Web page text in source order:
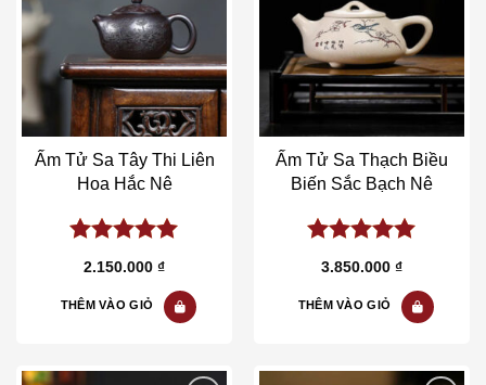
Add to wishlist
Ấm Tử Sa Tây Thi Liên
Hoa Hắc Nê
5.00out of
2.150.000 ₫
THÊM VÀO GIỎ
Add to wishlist
Ấm Tử Sa Thạch Biều
Biến Sắc Bạch Nê
5.00out of
3.850.000 ₫
THÊM VÀO GIỎ